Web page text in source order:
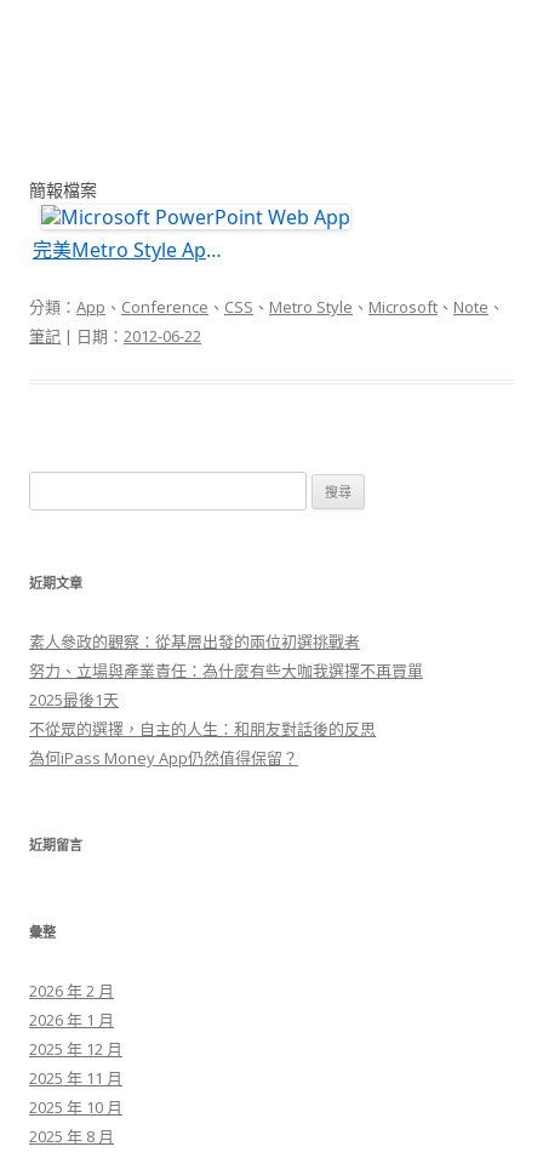
簡報檔案
完美Metro Style Apps 進化論
分類： App 、 Conference 、 CSS 、 Metro Style 、 Microsoft 、 Note 、
筆記 | 日期： 2012-06-22
尋
鍵
:
近期文章
素人參政的觀察：從基層出發的兩位初選挑戰者
努力、立場與產業責任：為什麼有些大咖我選擇不再買單
2025最後1天
不從眾的選擇，自主的人生：和朋友對話後的反思
為何iPass Money App仍然值得保留？
近期留言
彙整
2026 年 2 月
2026 年 1 月
2025 年 12 月
2025 年 11 月
2025 年 10 月
2025 年 8 月